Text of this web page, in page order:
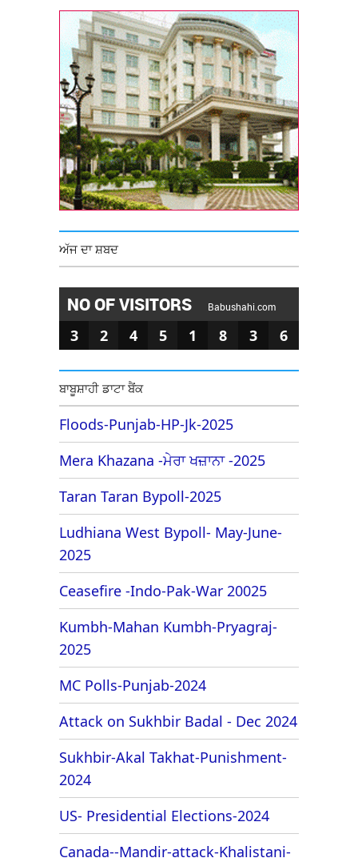
ਅੱਜ ਦਾ ਸ਼ਬਦ
NO OF VISITORS Babushahi.com
3 2 4 5 1 8 3 6
ਬਾਬੂਸ਼ਾਹੀ ਡਾਟਾ ਬੈਂਕ
Floods-Punjab-HP-Jk-2025
Mera Khazana -ਮੇਰਾ ਖਜ਼ਾਨਾ -2025
Taran Taran Bypoll-2025
Ludhiana West Bypoll- May-June-
2025
Ceasefire -Indo-Pak-War 20025
Kumbh-Mahan Kumbh-Pryagraj-
2025
MC Polls-Punjab-2024
Attack on Sukhbir Badal - Dec 2024
Sukhbir-Akal Takhat-Punishment-
2024
US- Presidential Elections-2024
Canada--Mandir-attack-Khalistani-